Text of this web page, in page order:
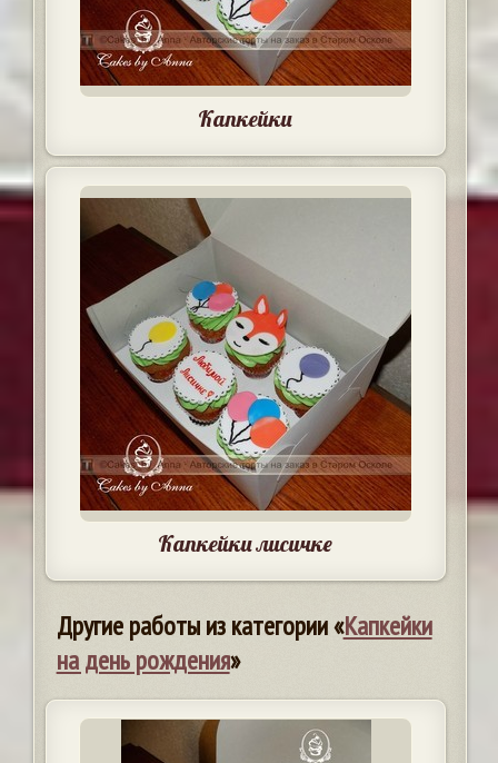
Капкейки
Капкейки лисичке
Другие работы из категории «Капкейки
на день рождения»